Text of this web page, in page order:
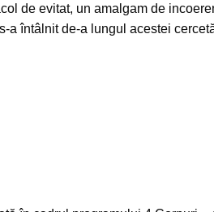
de evitat, un amalgam de
a întâlnit de-a lungul acestei